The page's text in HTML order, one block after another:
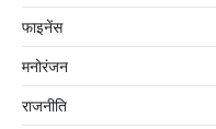
फाइनेंस
मनोरंजन
राजनीति